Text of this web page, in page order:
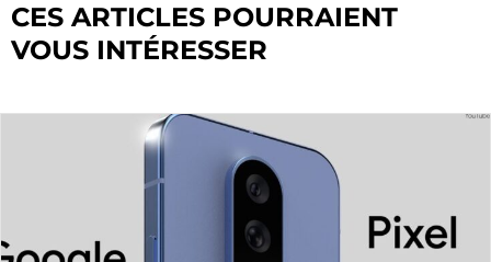
CES ARTICLES POURRAIENT
VOUS INTÉRESSER